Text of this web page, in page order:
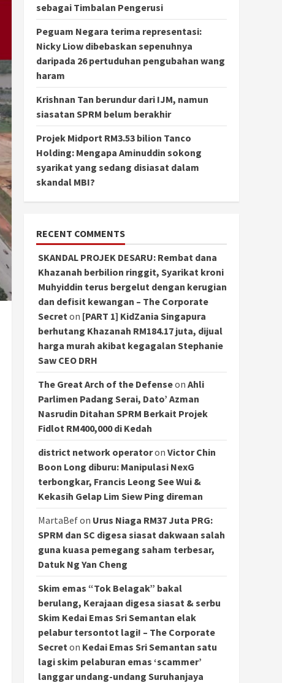
sebagai Timbalan Pengerusi
Peguam Negara terima representasi:
Nicky Liow dibebaskan sepenuhnya
daripada 26 pertuduhan pengubahan wang
haram
Krishnan Tan berundur dari IJM, namun
siasatan SPRM belum berakhir
Projek Midport RM3.53 bilion Tanco
Holding: Mengapa Aminuddin sokong
syarikat yang sedang disiasat dalam
skandal MBI?
RECENT COMMENTS
SKANDAL PROJEK DESARU: Rembat dana
Khazanah berbilion ringgit, Syarikat kroni
Muhyiddin terus bergelut dengan kerugian
dan defisit kewangan – The Corporate
Secret on [PART 1] KidZania Singapura
berhutang Khazanah RM184.17 juta, dijual
harga murah akibat kegagalan Stephanie
Saw CEO DRH
The Great Arch of the Defenseon Ahli
Parlimen Padang Serai, Dato’ Azman
Nasrudin Ditahan SPRM Berkait Projek
Fidlot RM400,000 di Kedah
district network operatoron Victor Chin
Boon Long diburu: Manipulasi NexG
terbongkar, Francis Leong See Wui &
Kekasih Gelap Lim Siew Ping direman
MartaBefon Urus Niaga RM37 Juta PRG:
SPRM dan SC digesa siasat dakwaan salah
guna kuasa pemegang saham terbesar,
Datuk Ng Yan Cheng
Skim emas “Tok Belagak” bakal
berulang, Kerajaan digesa siasat & serbu
Skim Kedai Emas Sri Semantan elak
pelabur tersontot lagi! – The Corporate
Secret on Kedai Emas Sri Semantan satu
lagi skim pelaburan emas ‘scammer’
langgar undang-undang Suruhanjaya